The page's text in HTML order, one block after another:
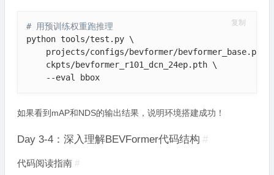
# 用预训练权重跑推理
python tools/test.py \
    projects/configs/bevformer/bevformer_base.py \
    ckpts/bevformer_r101_dcn_24ep.pth \
    --eval bbox
复制
如果看到mAP和NDS的输出结果，说明环境搭建成功！
Day 3-4：深入理解BEVFormer代码结构 #
代码阅读指南 #